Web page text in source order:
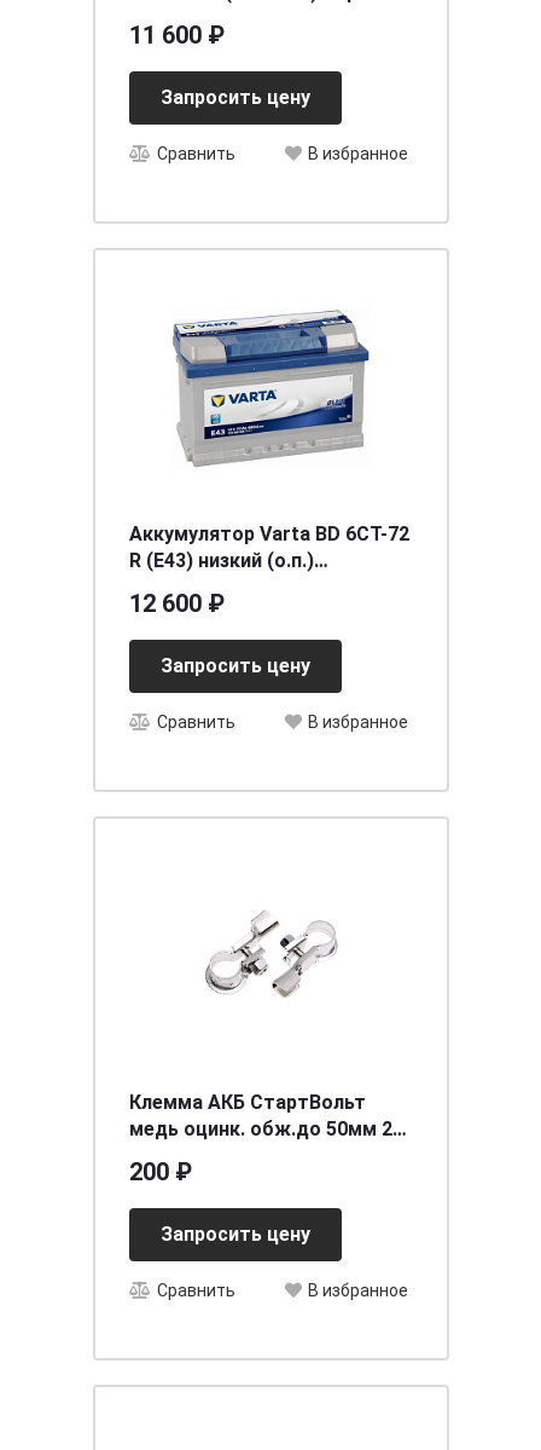
11 600 ₽
Запросить цену
Сравнить В избранное
Аккумулятор Varta BD 6CT-72
R (E43) низкий (о.п.)
12 600 ₽
Запросить цену
Сравнить В избранное
Клемма АКБ СтартВольт
медь оцинк. обж.до 50мм 2
200 ₽
Запросить цену
Сравнить В избранное